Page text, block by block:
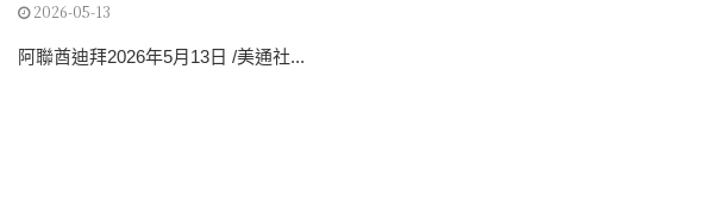
2026-05-13
阿聯酋迪拜2026年5月13日 /美通社...